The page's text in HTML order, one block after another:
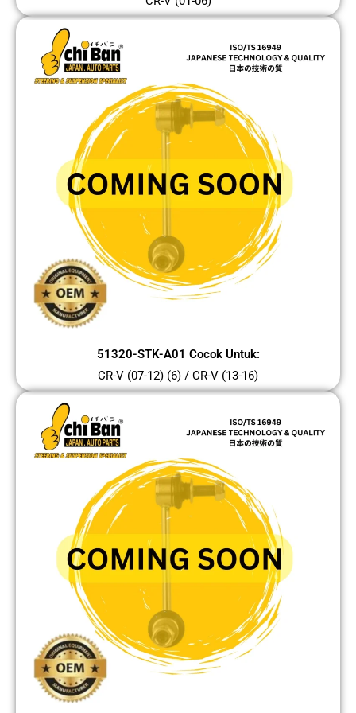
51320-STK-A01 Cocok Untuk:
CR-V (07-12) (6) / CR-V (13-16)